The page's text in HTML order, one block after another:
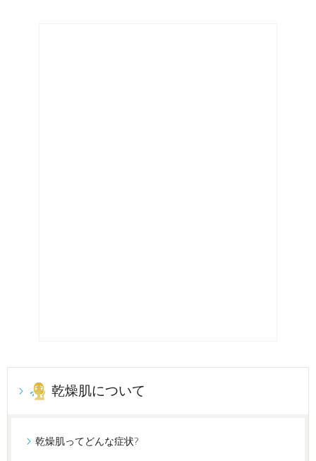
乾燥肌について
乾燥肌ってどんな症状?